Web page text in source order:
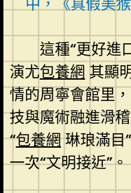
這種“更好進
演尤包養網 其顯
情的周寧會館里
技與魔術融進滑
“包養網琳琅滿目
一次“文明接近”。